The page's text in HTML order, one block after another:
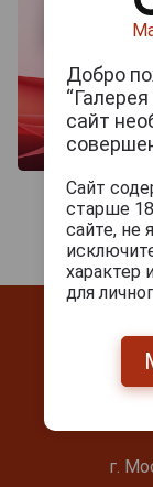
г.
Добро
сайт
Сайт
старше
сайте, не
характер
для